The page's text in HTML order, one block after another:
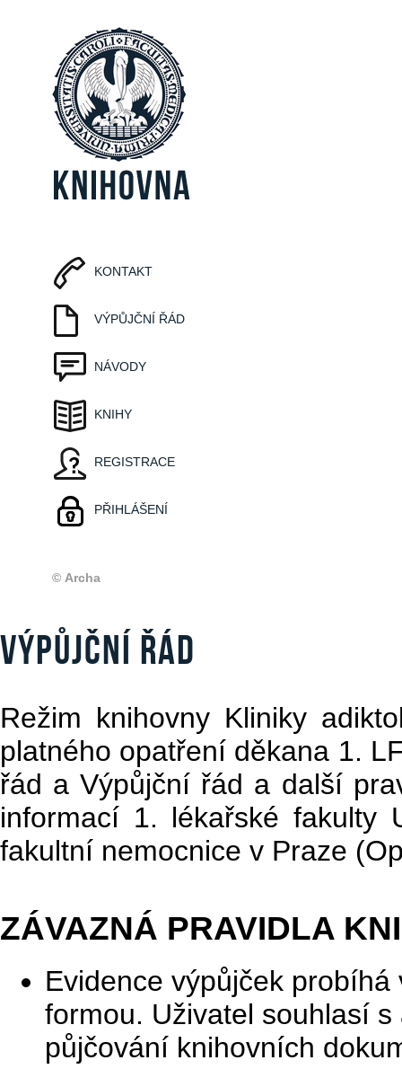
KONTAKT
VÝPŮJČNÍ ŘÁD
NÁVODY
KNIHY
REGISTRACE
PŘIHLÁŠENÍ
© Archa
VÝPŮJČNÍ ŘÁD
Režim knihovny Kliniky
platného opatření děkana 1.
řád a Výpůjční řád a další
informací 1. lékařské fakulty
fakultní nemocnice v Praze
ZÁVAZNÁ PRAVIDLA
Evidence výpůjček
formou. Uživatel souhlasí
půjčování knihovních